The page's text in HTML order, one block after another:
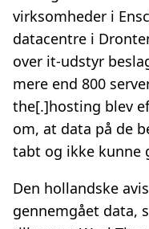
virksomheder i
datacentre i
over it-udstyr
mere end 800
the[.]hosting blev
om, at data på de
tabt og ikke kunne
Den hollandske avis
gennemgået data,